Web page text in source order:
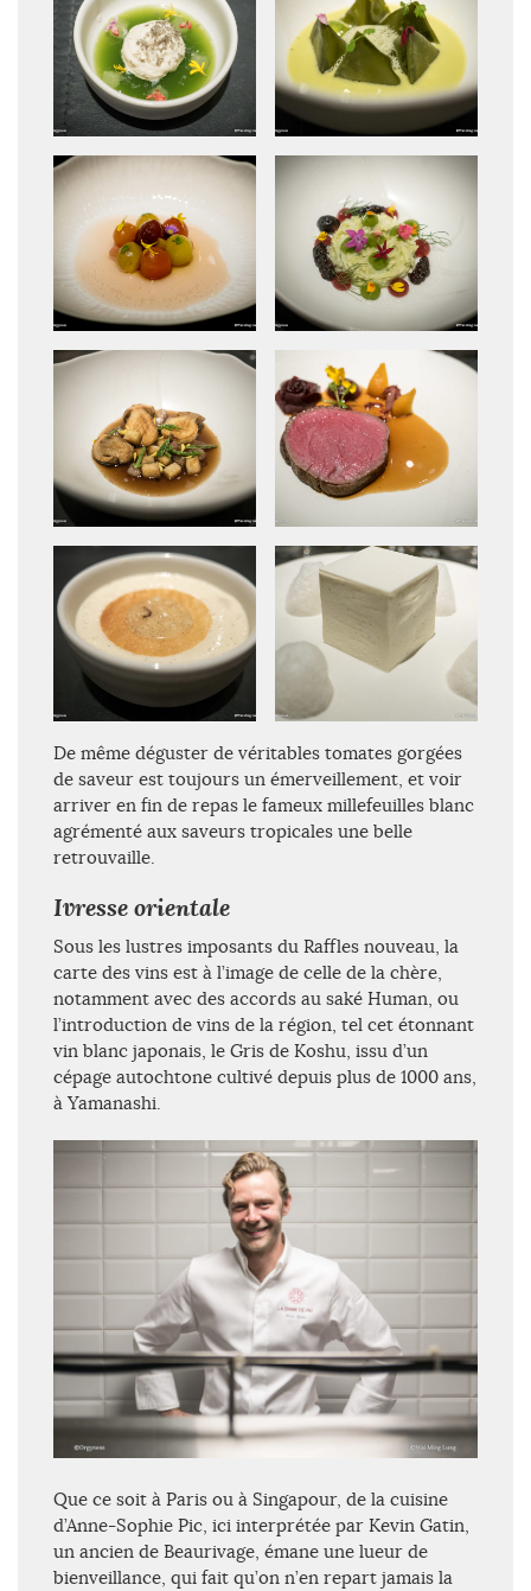
De même déguster de véritables tomates gorgées
de saveur est toujours un émerveillement, et voir
arriver en fin de repas le fameux millefeuilles blanc
agrémenté aux saveurs tropicales une belle
retrouvaille.
Ivresse orientale
Sous les lustres imposants du Raffles nouveau, la
carte des vins est à l’image de celle de la chère,
notamment avec des accords au saké Human, ou
l’introduction de vins de la région, tel cet étonnant
vin blanc japonais, le Gris de Koshu, issu d’un
cépage autochtone cultivé depuis plus de 1000 ans,
à Yamanashi.
Que ce soit à Paris ou à Singapour, de la cuisine
d’Anne-Sophie Pic, ici interprétée par Kevin Gatin,
un ancien de Beaurivage, émane une lueur de
bienveillance, qui fait qu’on n’en repart jamais la